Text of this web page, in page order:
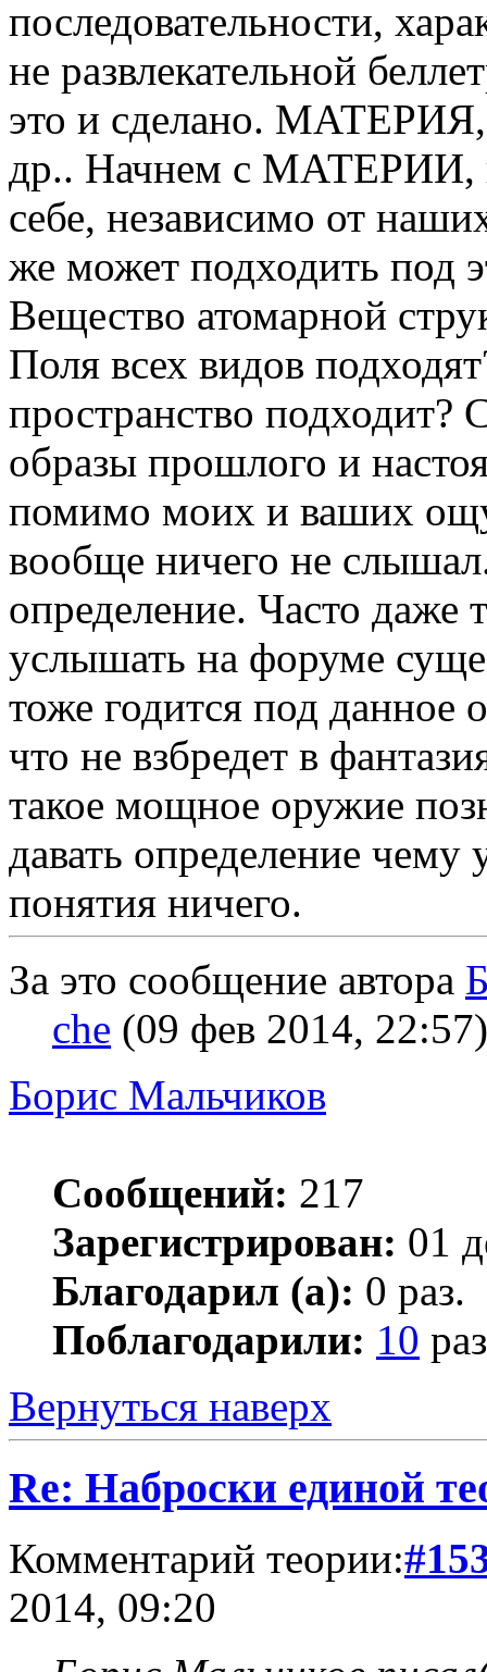
последовательности,
не развлекательной
это и сделано.
др.. Начнем с МАТЕРИИ,
себе, независимо от
же может подходить под
Вещество атомарной
Поля всех видов
пространство
образы прошлого и
помимо моих и ваших
вообще ничего не
определение. Часто
услышать на форуме
тоже годится под
что не взбредет в
такое мощное оружие
давать определение чему
понятия ничего.
За это сообщение автора
che (09 фев 2014, 22:57)
Борис Мальчиков
Сообщений: 217
Зарегистрирован: 01
Благодарил (а): 0 раз.
Поблагодарили: 10
Вернуться наверх
Re: Наброски единой
Комментарий теории:
2014, 09:20